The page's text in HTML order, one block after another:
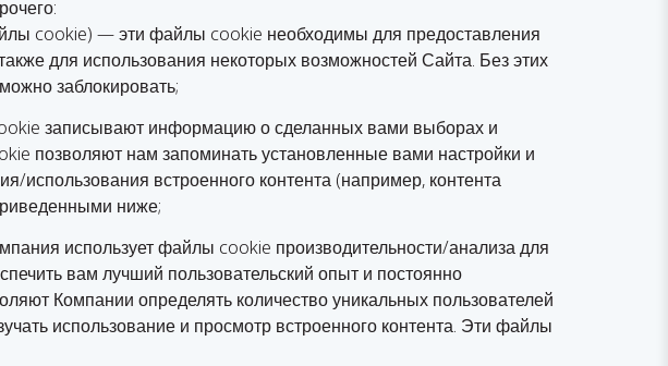
cookie) — эти файлы cookie необходимы для предоставления
для использования некоторых возможностей Сайта. Без этих
заблокировать;
записывают информацию о сделанных вами выборах и
позволяют нам запоминать установленные вами настройки и
использования встроенного контента (например, контента
ниже;
использует файлы cookie производительности/анализа для
вам лучший пользовательский опыт и постоянно
Компании определять количество уникальных пользователей
использование и просмотр встроенного контента. Эти файлы